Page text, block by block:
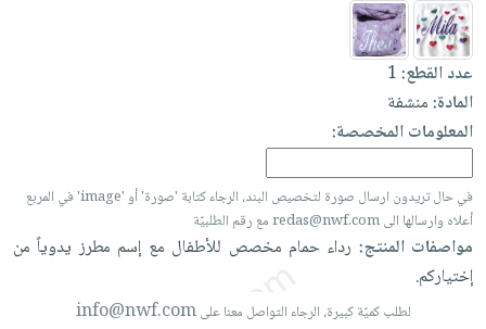
العناية
بالأسنان
الحمية
والتغذية
أدوات
المائدة
الأوعية
والتخزين
أدوات
المطبخ
الأكثر
مبيعاً
العودة
للمدارس
اكسسوارات
اكسسوارات
منزلية
اكسسوارات
ملابس
شحن
مجاني
بنود
مختارة
اشتراكات
كل
الاشتراكات
صندوق
القراءة
iKitab
بحث
متقدم
نيل
عدد القطع:1
المادة:منشفة
المعلومات المخصصة:
في حال تريدون ارسال صورة لتخصيص البند، الرجاء كتابة 'صورة' أو 'image' في المربع
أعلاه وارسالها الى redas@nwf.com مع رقم الطلبيّة
مواصفات المنتج: رداء حمام مخصص للأطفال معإسم مطرز يدوياً من
إختياركم.
لطلب كميّة كبيرة، الرجاء التواصل معنا علىinfo@nwf.com